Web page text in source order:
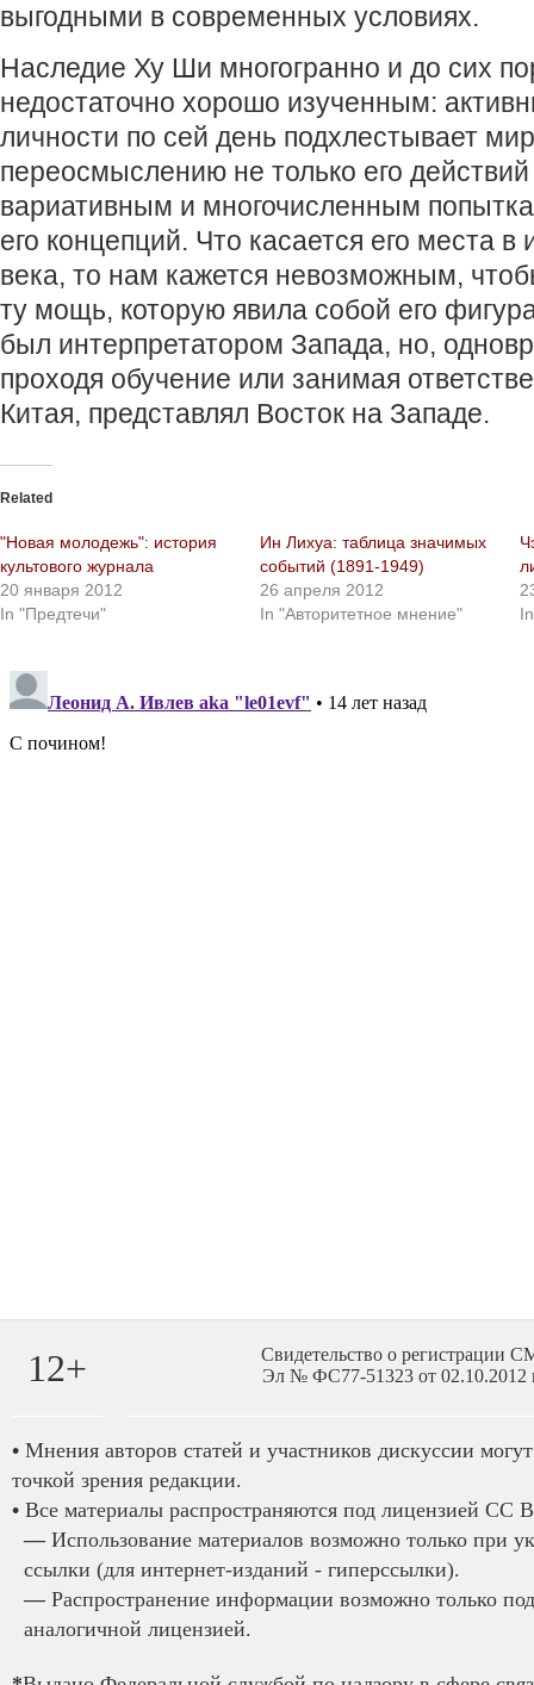
выгодными в современных условиях.
Наследие Ху Ши многогранно и до сих
недостаточно хорошо изученным:
личности по сей день подхлестывает
переосмыслению не только его действий
вариативным и многочисленным
его концепций. Что касается его места в
века, то нам кажется невозможным,
ту мощь, которую явила собой его
был интерпретатором Запада, но,
проходя обучение или занимая
Китая, представлял Восток на Западе.
Related
"Новая молодежь": история
культового журнала
20 января 2012
In "Предтечи"
Ин Лихуа: таблица значимых
событий (1891-1949)
26 апреля 2012
In "Авторитетное мнение"
12+
Свидетельство о регистрации
Эл № ФС77-51323 от 02.10.2012
• Мнения авторов статей и участников дискуссии
точкой зрения редакции.
• Все материалы распространяются под лицензией CC
—Использование материалов возможно только при
ссылки (для интернет-изданий - гиперссылки).
—Распространение информации возможно только
аналогичной лицензией.